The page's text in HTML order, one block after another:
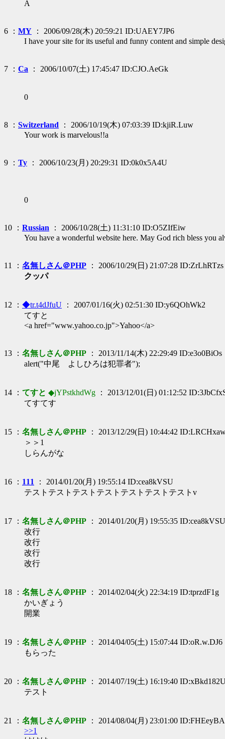
A
6 ： MY ： 2006/09/28(木) 20:59:21 ID:UAEY7JP6
I have your site for its useful and funny content and simple
7 ： Ca ： 2006/10/07(土) 17:45:47 ID:CJO.AeGk
0
8 ： Switzerland ： 2006/10/19(木) 07:03:39 ID:kjiR.Luw
Your work is marvelous!!a
9 ： Ty ： 2006/10/23(月) 20:29:31 ID:0k0x5A4U
0
10 ： Russian ： 2006/10/28(土) 11:31:10 ID:O5ZIfEiw
You have a wonderful website here. May God rich bless you
11 ： 名無しさん＠PHP ： 2006/10/29(日) 21:07:28 ID:ZrLhRTzs
クッパ
12 ： ◆tr.t4dJfuU ： 2007/01/16(火) 02:51:30 ID:y6QOhWk2
てすと
<a href="www.yahoo.co.jp">Yahoo</a>
13 ： 名無しさん＠PHP ： 2013/11/14(木) 22:29:49 ID:e3o0BiOs
alert("中尾 よしひろは犯罪者");
14 ： てすと ◆jYPstkhdWg ： 2013/12/01(日) 01:12:52
てすてす
15 ： 名無しさん＠PHP ： 2013/12/29(日) 10:44:42
＞＞1
しらんがな
16 ： 111
： 2014/01/20(月) 19:55:14 ID:cea8kVSU
テストテストテストテストテストテストテストv
17 ： 名無しさん＠PHP ： 2014/01/20(月) 19:55:35 ID:cea8kVSU
改行
改行
改行
改行
18 ： 名無しさん＠PHP ： 2014/02/04(火) 22:34:19 ID:tprzdF1g
かいぎょう
開業
19 ： 名無しさん＠PHP ： 2014/04/05(土) 15:07:44 ID:oR.w.DJ6
もらった
20 ： 名無しさん＠PHP ： 2014/07/19(土) 16:19:40 ID:xBkd182U
テスト
21 ： 名無しさん＠PHP ： 2014/08/04(月) 23:01:00
>>1